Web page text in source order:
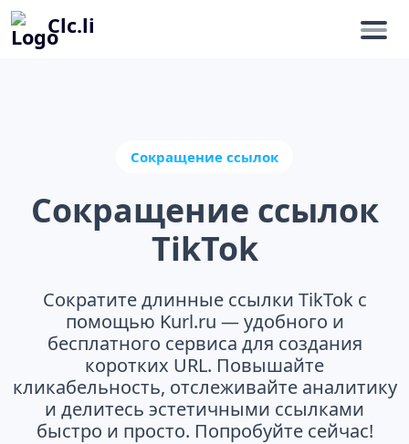
Clc.li
Сокращение ссылок
Сокращение ссылок
TikTok
Сократите длинные ссылки TikTok с
помощью Kurl.ru — удобного и
бесплатного сервиса для создания
коротких URL. Повышайте
кликабельность, отслеживайте аналитику
и делитесь эстетичными ссылками
быстро и просто. Попробуйте сейчас!